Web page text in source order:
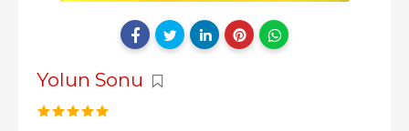
Yolun Sonu